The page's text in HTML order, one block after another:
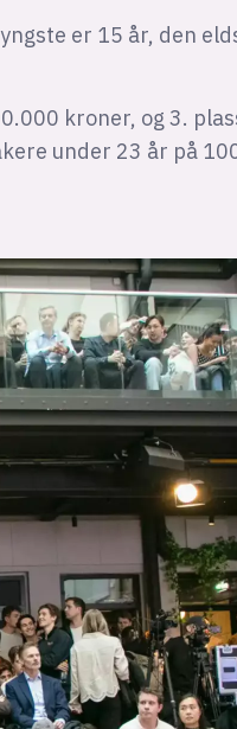
er 15 år, den
kroner, og 3.
under 23 år på